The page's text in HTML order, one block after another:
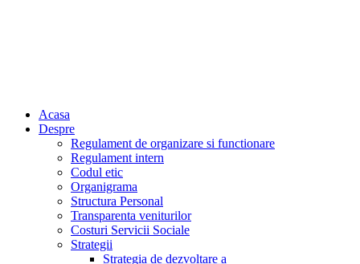
Acasa
Despre
Regulament de organizare si functionare
Regulament intern
Codul etic
Organigrama
Structura Personal
Transparenta veniturilor
Costuri Servicii Sociale
Strategii
Strategia de dezvoltare a